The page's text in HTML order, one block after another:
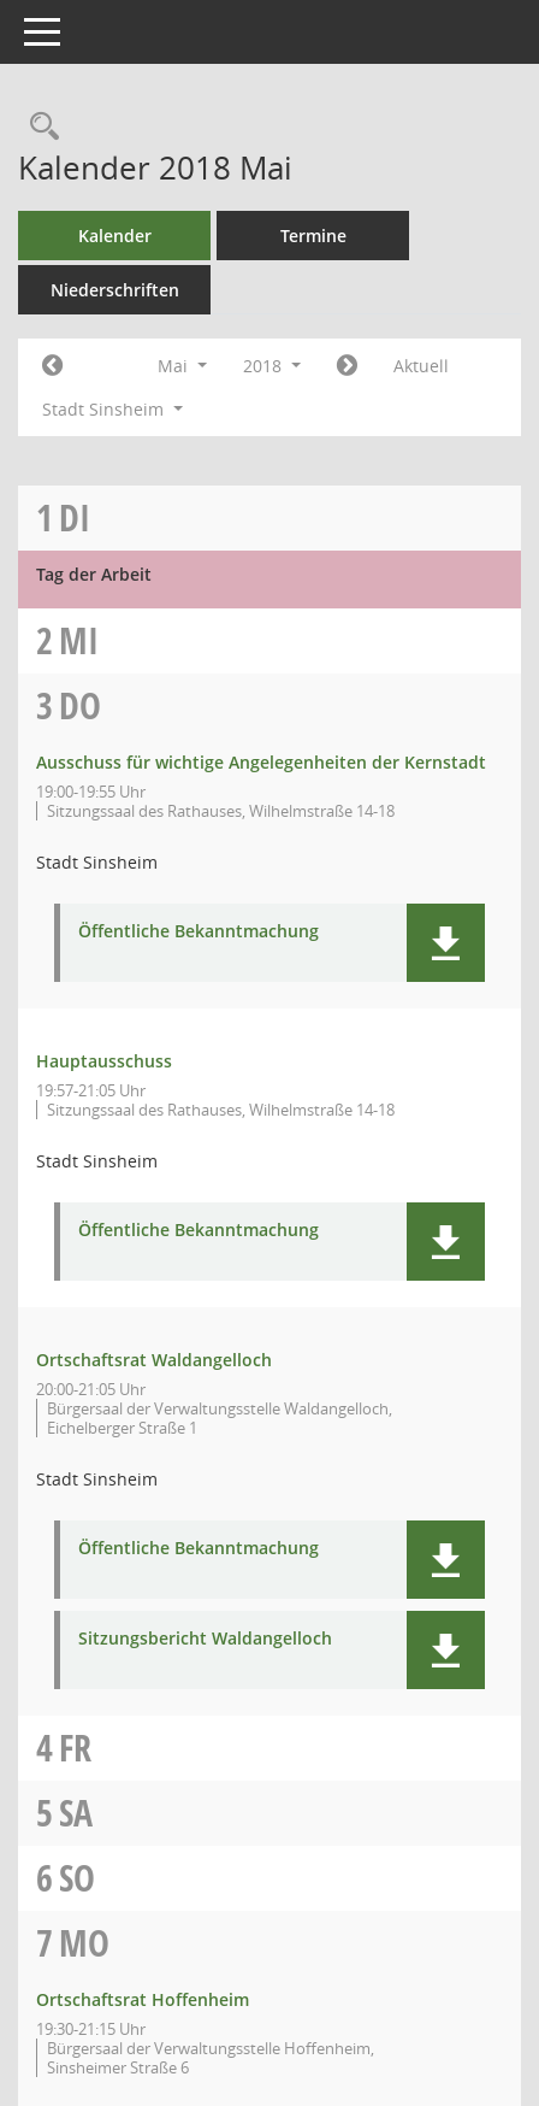
Toggle navigation
Kalender 2018 Mai
Kalender Termine
Niederschriften
Mai 2018
Aktuell
Stadt Sinsheim
1 DI
Tag der Arbeit
2MI
3DO
Ausschuss für wichtige Angelegenheiten der Kernstadt
19:00-19:55 Uhr
Sitzungssaal des Rathauses, Wilhelmstraße 14-18
Stadt Sinsheim
Öffentliche Bekanntmachung
Hauptausschuss
19:57-21:05 Uhr
Sitzungssaal des Rathauses, Wilhelmstraße 14-18
Stadt Sinsheim
Öffentliche Bekanntmachung
Ortschaftsrat Waldangelloch
20:00-21:05 Uhr
Bürgersaal der Verwaltungsstelle Waldangelloch,
Eichelberger Straße 1
Stadt Sinsheim
Öffentliche Bekanntmachung
Sitzungsbericht Waldangelloch
4FR
5SA
6SO
7MO
Ortschaftsrat Hoffenheim
19:30-21:15 Uhr
Bürgersaal der Verwaltungsstelle Hoffenheim,
Sinsheimer Straße 6